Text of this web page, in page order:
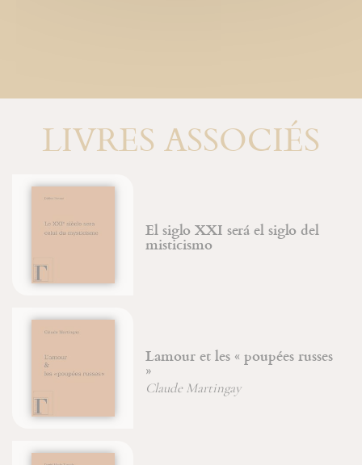
LIVRES ASSOCIÉS
El siglo XXI será el siglo del
misticismo
Lamour et les « poupées russes
»
Claude Martingay